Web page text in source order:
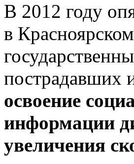
В 2012 году
в
пострадавших
освоение
информации
увеличения